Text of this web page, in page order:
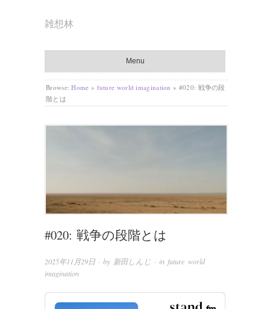
雑想林
Menu
Browse: Home » future world imagination » #020: 戦争の段
階とは
#020: 戦争の段階とは
2025年11月29日· by 新田しんじ · in future world
imagination